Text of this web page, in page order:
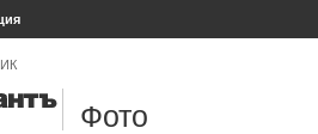
Фото